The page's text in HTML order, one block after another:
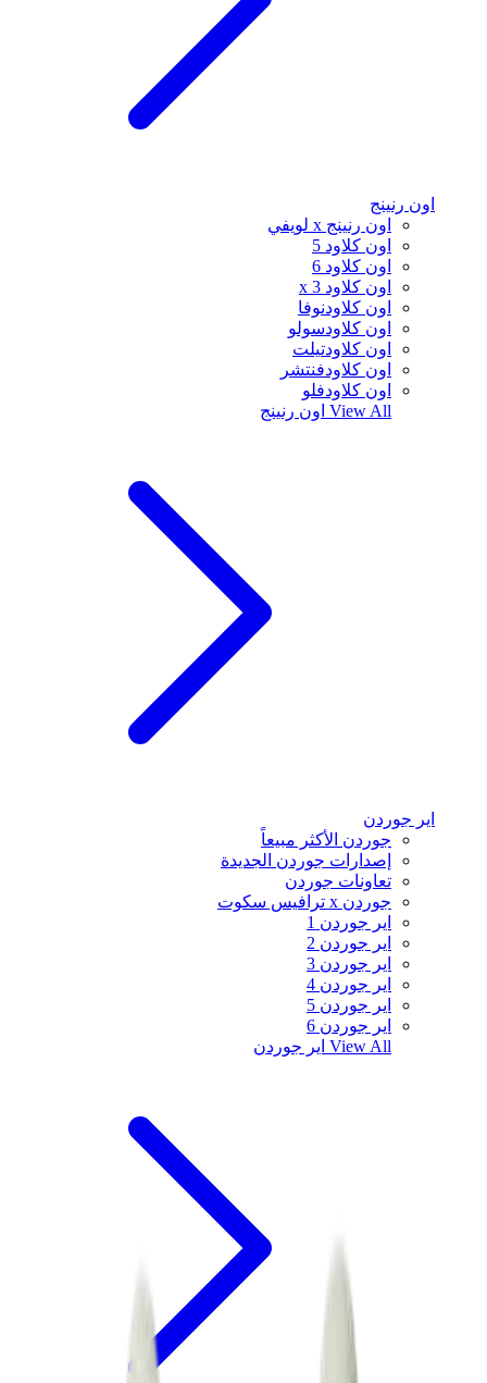
اون رنينج
اون رنينج x لويفي
اون كلاود 5
اون كلاود 6
اون كلاود x 3
اون كلاودنوفا
اون كلاودسولو
اون كلاودتيلت
اون كلاودفنتشر
اون كلاودفلو
View All اون رنينج
اير جوردن
جوردن الأكثر مبيعاً
إصدارات جوردن الجديدة
تعاونات جوردن
جوردن x ترافيس سكوت
اير جوردن 1
اير جوردن 2
اير جوردن 3
اير جوردن 4
اير جوردن 5
اير جوردن 6
View All اير جوردن